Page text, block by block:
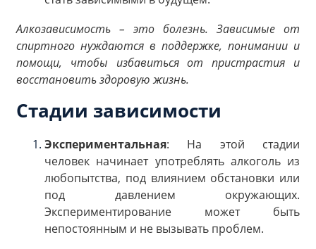
Алкозависимость – это болезнь. Зависимые от
спиртного нуждаются в поддержке, понимании и
помощи, чтобы избавиться от пристрастия и
восстановить здоровую жизнь.
Стадии зависимости
Экспериментальная: На этой стадии
человек начинает употреблять алкоголь из
любопытства, под влиянием обстановки или
под давлением окружающих.
Экспериментирование может быть
непостоянным и не вызывать проблем.